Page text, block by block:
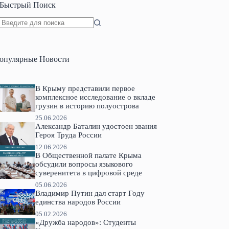
Быстрый Поиск
Новости
В Крыму представили первое
комплексное исследование о вкладе
грузин в историю полуострова
25.06.2026
Александр Баталин удостоен звания
Героя Труда России
12.06.2026
В Общественной палате Крыма
обсудили вопросы языкового
суверенитета в цифровой среде
05.06.2026
Владимир Путин дал старт Году
единства народов России
05.02.2026
«Дружба народов»: Студенты